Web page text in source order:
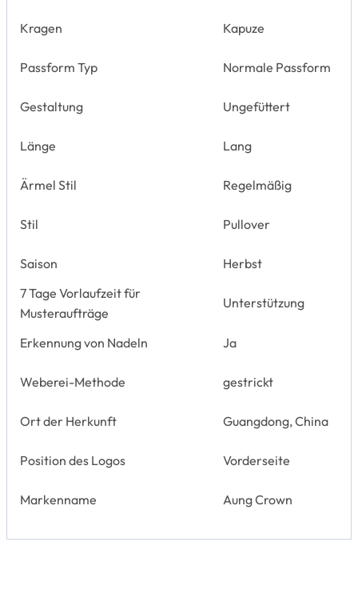
Kragen Kapuze
Passform Typ Normale Passform
Gestaltung Ungefüttert
Länge Lang
Ärmel Stil Regelmäßig
Stil Pullover
Saison
Herbst
7 Tage Vorlaufzeit für
Musteraufträge
Unterstützung
Erkennung von Nadeln Ja
Weberei-Methode gestrickt
Ort der Herkunft Guangdong, China
Position des Logos Vorderseite
Markenname Aung Crown